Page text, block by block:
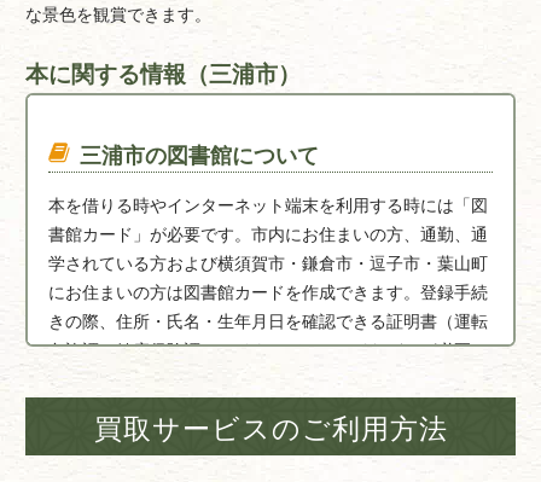
な景色を観賞できます。
本に関する情報（三浦市）
三浦市の図書館について
本を借りる時やインターネット端末を利用する時には「図
書館カード」が必要です。市内にお住まいの方、通勤、通
学されている方および横須賀市・鎌倉市・逗子市・葉山町
にお住まいの方は図書館カードを作成できます。登録手続
きの際、住所・氏名・生年月日を確認できる証明書（運転
免許証・健康保険証・マイナンバーカードなど）が必要で
す。図書館カードは三浦市図書館、初声分館並びに南下浦
出期間は15日以内です。
買取サービスのご利用方法